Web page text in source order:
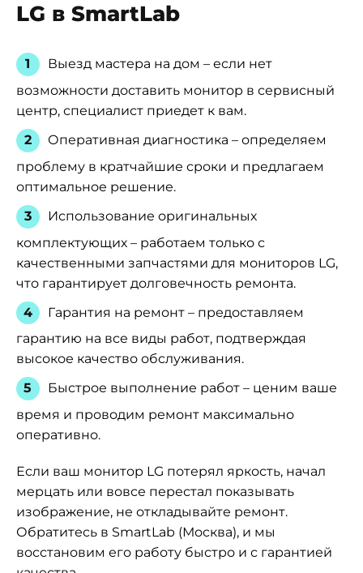
LG в SmartLab
Выезд мастера на дом – если нет
возможности доставить монитор в сервисный
центр, специалист приедет к вам.
Оперативная диагностика – определяем
проблему в кратчайшие сроки и предлагаем
оптимальное решение.
Использование оригинальных
комплектующих – работаем только с
качественными запчастями для мониторов LG,
что гарантирует долговечность ремонта.
Гарантия на ремонт – предоставляем
гарантию на все виды работ, подтверждая
высокое качество обслуживания.
Быстрое выполнение работ – ценим ваше
время и проводим ремонт максимально
оперативно.
Если ваш монитор LG потерял яркость, начал
мерцать или вовсе перестал показывать
изображение, не откладывайте ремонт.
Обратитесь в SmartLab (Москва), и мы
восстановим его работу быстро и с гарантией